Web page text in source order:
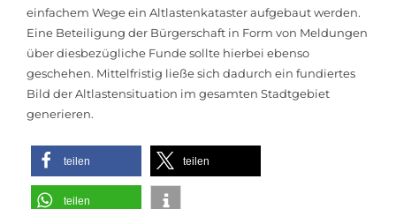
einfachem Wege ein Altlastenkataster aufgebaut werden.
Eine Beteiligung der Bürgerschaft in Form von Meldungen
über diesbezügliche Funde sollte hierbei ebenso
geschehen. Mittelfristig ließe sich dadurch ein fundiertes
Bild der Altlastensituation im gesamten Stadtgebiet
generieren.
teilen teilen
teilen